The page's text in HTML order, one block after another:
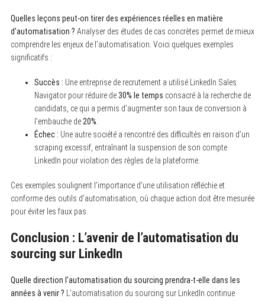
Quelles leçons peut-on tirer des expériences réelles en matière
d’automatisation ? Analyser des études de cas concrètes permet de mieux
comprendre les enjeux de l’automatisation. Voici quelques exemples
significatifs :
Succès : Une entreprise de recrutement a utilisé LinkedIn Sales
Navigator pour réduire de30% le temps consacré à la recherche de
candidats, ce qui a permis d’augmenter son taux de conversion à
l’embauche de 20%
Échec : Une autre société a rencontré des difficultés en raison d’un
scraping excessif, entraînant la suspension de son compte
LinkedIn pour violation des règles de la plateforme.
Ces exemples soulignent l’importance d’une utilisation réfléchie et
conforme des outils d’automatisation, où chaque action doit être mesurée
pour éviter les faux pas.
Conclusion : L’avenir de l’automatisation du
sourcing sur LinkedIn
Quelle direction l’automatisation du sourcing prendra-t-elle dans les
années à venir ? L’automatisation du sourcing sur LinkedIn continue